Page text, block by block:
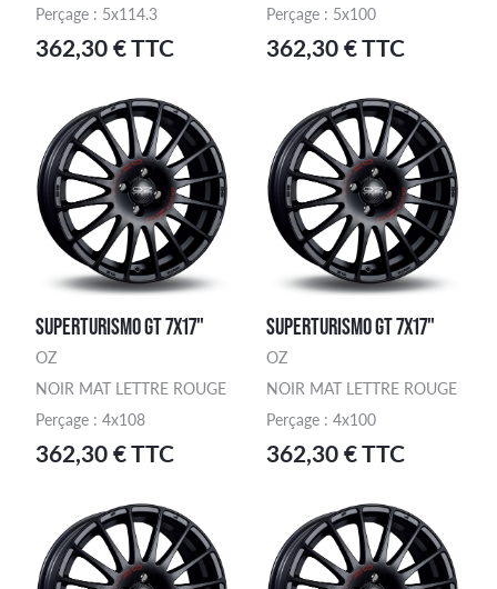
Perçage : 5x114.3
362,30 € TTC
Perçage : 5x100
362,30 € TTC
SUPERTURISMO GT 7X17"
OZ
NOIR MAT LETTRE ROUGE
Perçage : 4x108
362,30 € TTC
SUPERTURISMO GT 7X17"
OZ
NOIR MAT LETTRE ROUGE
Perçage : 4x100
362,30 € TTC